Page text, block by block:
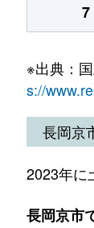
7
※出典：
s://
長岡京
2023年に
長岡京市